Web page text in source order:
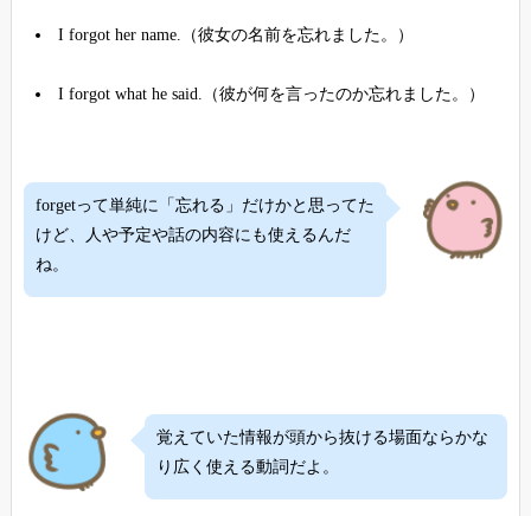
I forgot her name.（彼女の名前を忘れました。）
I forgot what he said.（彼が何を言ったのか忘れました。）
forgetって単純に「忘れる」だけかと思ってた
けど、人や予定や話の内容にも使えるんだ
ね。
覚えていた情報が頭から抜ける場面ならかな
り広く使える動詞だよ。